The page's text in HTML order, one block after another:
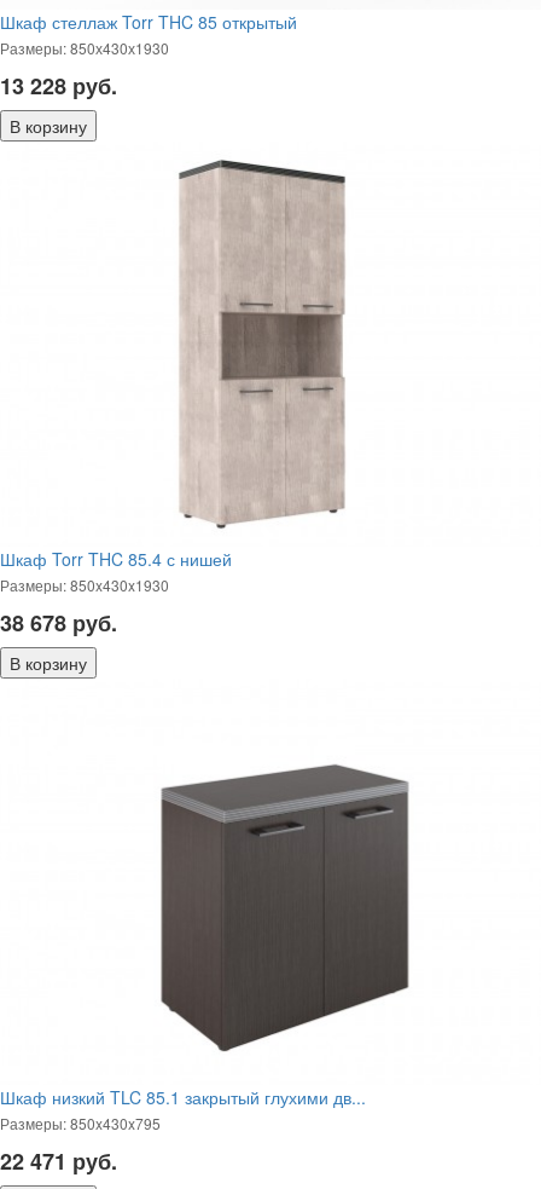
Шкаф стеллаж Torr THC 85 открытый
Размеры: 850х430х1930
13 228 руб.
Шкаф Torr THC 85.4 с нишей
Размеры: 850x430x1930
38 678 руб.
Шкаф низкий TLC 85.1 закрытый глухими дв...
Размеры: 850x430x795
22 471 руб.